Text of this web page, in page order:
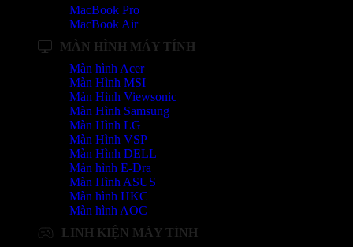
MacBook Pro
MacBook Air
MÀN HÌNH MÁY TÍNH
Màn hình Acer
Màn Hình MSI
Màn Hình Viewsonic
Màn Hình Samsung
Màn Hình LG
Màn Hình VSP
Màn Hình DELL
Màn hình E-Dra
Màn Hình ASUS
Màn hình HKC
Màn hình AOC
LINH KIỆN MÁY TÍNH